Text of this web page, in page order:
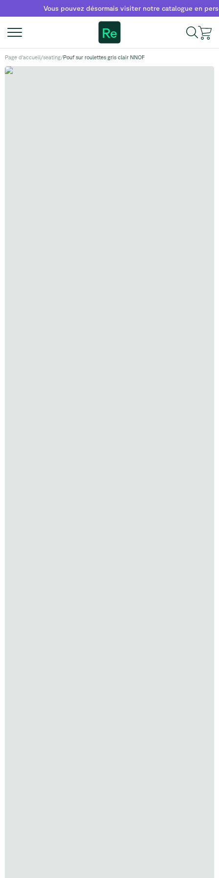
Vous pouvez désormais visiter notre catalogue en
Re
Page d'accueil/seating/Pouf sur roulettes gris clair NNOF